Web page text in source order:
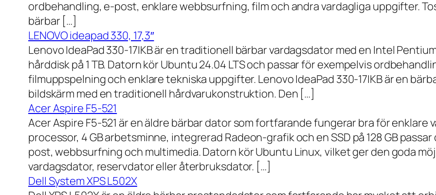
ordbehandling, e-post, enklare webbsurfning, film och andra vardagliga uppgifter.
bärbar […]
LENOVO ideapad 330, 17,3″
Lenovo IdeaPad 330-17IKB är en traditionell bärbar vardagsdator med en Intel
hårddisk på 1 TB. Datorn kör Ubuntu 24.04 LTS och passar för exempelvis
filmuppspelning och enklare tekniska uppgifter. Lenovo IdeaPad 330-17IKB är en
bildskärm med en traditionell hårdvarukonstruktion. Den […]
Acer Aspire F5-521
Acer Aspire F5-521 är en äldre bärbar dator som fortfarande fungerar bra för enklare
processor, 4 GB arbetsminne, integrerad Radeon-grafik och en SSD på 128 GB
post, webbsurfning och multimedia. Datorn kör Ubuntu Linux, vilket ger den goda
vardagsdator, reservdator eller återbruksdator. […]
Dell System XPS L502X